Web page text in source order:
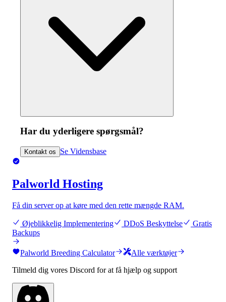
Har du yderligere spørgsmål?
Kontakt os Se Vidensbase
Palworld Hosting
Få din server op at køre med den rette mængde RAM.
Øjeblikkelig Implementering DDoS Beskyttelse
Gratis
Backups
Palworld Breeding Calculator
Alle værktøjer
Tilmeld dig vores Discord for at få hjælp og support